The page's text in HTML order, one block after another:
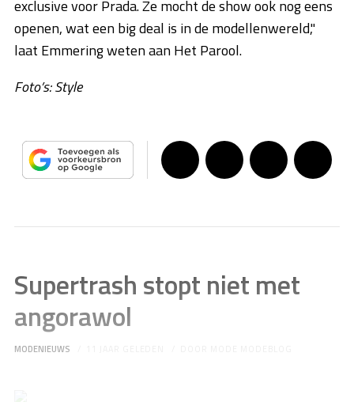
exclusive voor Prada. Ze mocht de show ook nog eens
openen, wat een big deal is in de modellenwereld,"
laat Emmering weten aan Het Parool.
Foto’s: Style
Supertrash stopt niet met
angorawol
MODENIEUWS